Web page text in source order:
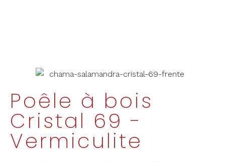
Poêle à bois
Cristal 69 -
Vermiculite